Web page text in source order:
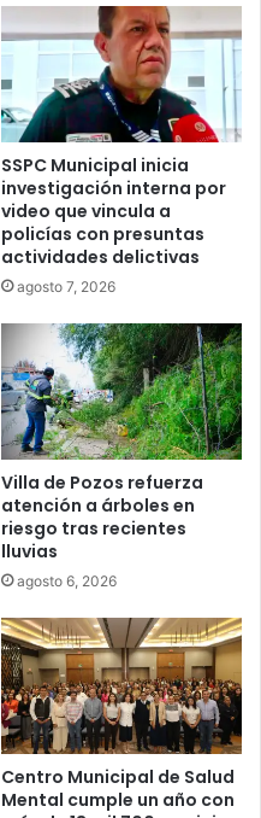
SSPC Municipal inicia
investigación interna por
video que vincula a
policías con presuntas
actividades delictivas
agosto 7, 2026
Villa de Pozos refuerza
atención a árboles en
riesgo tras recientes
lluvias
agosto 6, 2026
Centro Municipal de Salud
Mental cumple un año con